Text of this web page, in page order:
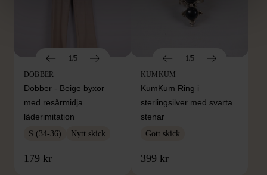
1/5
DOBBER
Dobber - Beige byxor
med resårmidja
läderimitation
S (34-36) Nytt skick
179 kr
1/5
KUMKUM
KumKum Ring i
sterlingsilver med svarta
stenar
Gott skick
399 kr